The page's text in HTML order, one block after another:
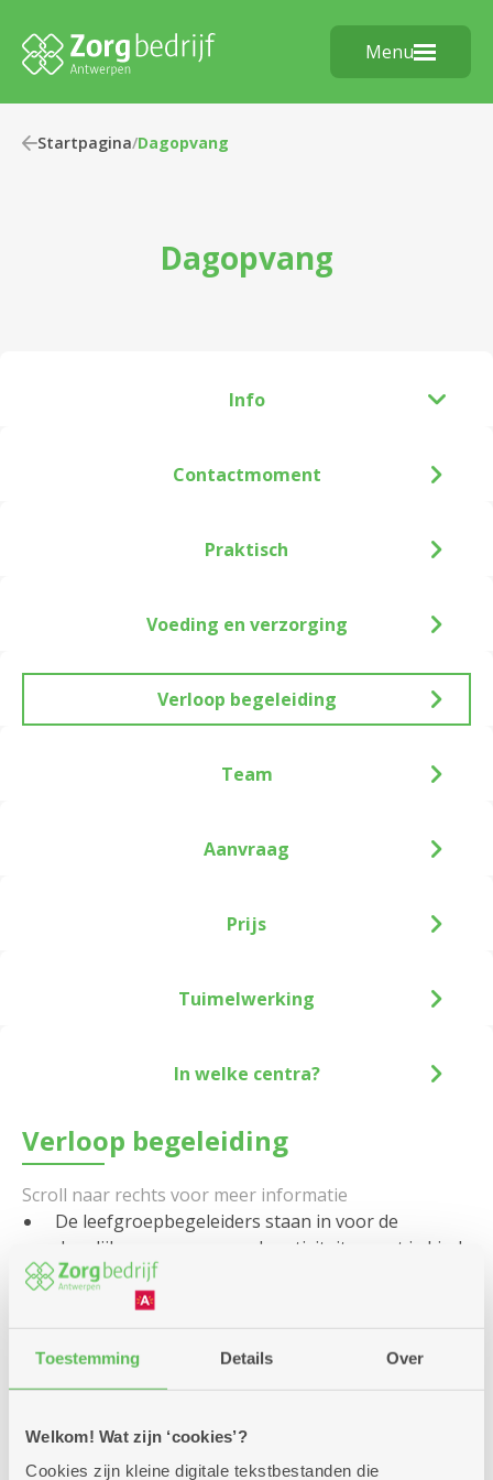
Toestemming Details Over
Welkom! Wat zijn ‘cookies’?
Cookies zijn kleine digitale tekstbestanden die
Menu
Startpagina/Dagopvang
Dagopvang
Info
Contactmoment
Praktisch
Voeding en verzorging
Verloop begeleiding
Verloop begeleiding
De leefgroepbegeleiders staan in voor de
dagelijkse zorg voor en de activiteiten met je kind.
Eén van hen is bovendien je gezinsbegeleider en
bekijkt samen met jou wat er kan veranderen. Je
gezinsbegeleider zoekt mee naar oplossingen om
je situatie te verbeteren. Samen maak je een plan
van aanpak dat je gezinsbegeleider regelmatig
De teamcoach leidt het team. De teamcoach is
verantwoordelijk voor de dagelijkse gang van
Team
Aanvraag
Prijs
Tuimelwerking
In welke centra?